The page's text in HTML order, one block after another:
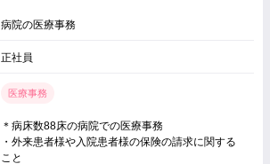
病院の医療事務
正社員
医療事務
＊病床数88床の病院での医療事務
・外来患者様や入院患者様の保険の請求に関する
こと